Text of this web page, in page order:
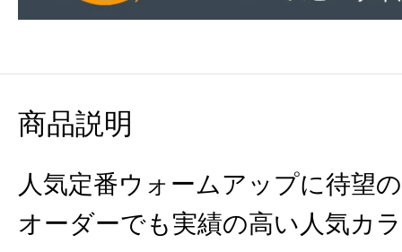
商品説明
人気定番ウォームアップに待望
オーダーでも実績の高い人気カ